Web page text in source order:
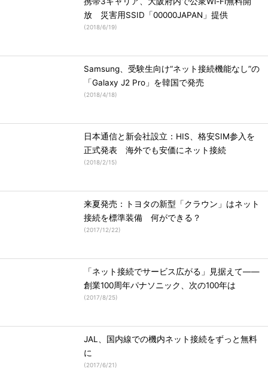
放 災害用SSID「00000JAPAN」提供
(2018/6/19)
Samsung、受験生向け“ネット接続機能なし”の
「Galaxy J2 Pro」を韓国で発売
(2018/4/18)
日本通信と新会社設立：HIS、格安SIM参入を
正式発表 海外でも安価にネット接続
(2018/2/15)
来夏発売：トヨタの新型「クラウン」はネット
接続を標準装備 何ができる？
(2017/12/22)
「ネット接続でサービス広がる」見据えて――
創業100周年パナソニック、次の100年は
(2017/8/25)
JAL、国内線での機内ネット接続をずっと無料
に
(2017/6/21)